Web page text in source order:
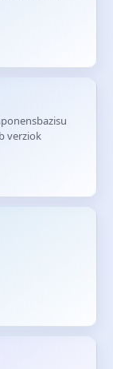
verziok